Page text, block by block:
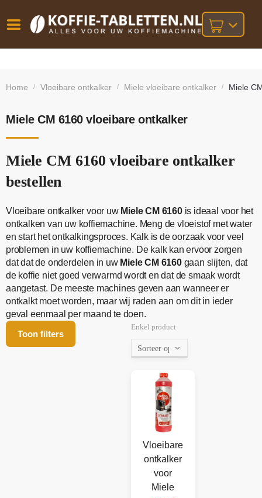
besteld,
bij orders
Home / Vloeibare ontkalker / Miele vloeibare ontkalker / Miele
Miele CM 6160 vloeibare ontkalker
Miele CM 6160 vloeibare ontkalker
bestellen
Vloeibare ontkalker voor uw Miele CM 6160 is ideaal voor het
ontkalken van uw koffiemachine. Meng de vloeistof met water
en start het ontkalkingsproces. Kalk is de oorzaak voor veel
problemen in uw koffiemachine. De kalk kan ervoor zorgen
dat dat de onderdelen in uw Miele CM 6160 gaan slijten, dat
de koffie niet goed verwarmd wordt en dat de smaak wordt
aangetast. De meeste machines geven aan wanneer er
ontkalkt moet worden, maar wij raden aan om dit in ieder
geval eenmaal per maand te doen.
Toon filters
Enkel product
Vloeibare
ontkalker
voor
Miele